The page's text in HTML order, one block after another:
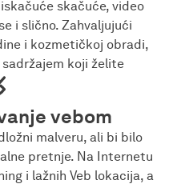
skačuće, video
i slično. Zahvaljujući
i kozmetičkoj obradi,
koji želite
vebom
malveru, ali bi bilo
pretnje. Na Internetu
i lažnih Veb lokacija, a